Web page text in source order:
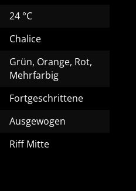
24 °C
Chalice
Grün, Orange, Rot,
Mehrfarbig
Fortgeschrittene
Ausgewogen
Riff Mitte